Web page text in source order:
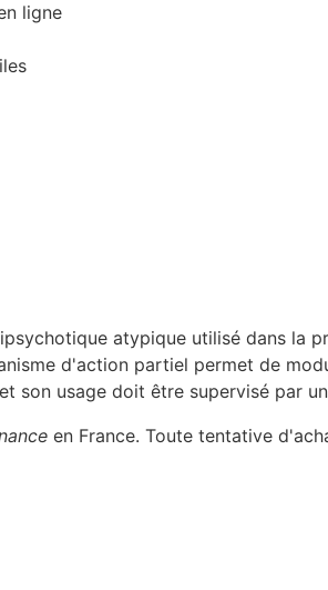
ligne
atypique utilisé dans la
d'action partiel permet de
et son usage doit être supervisé par
en France. Toute tentative